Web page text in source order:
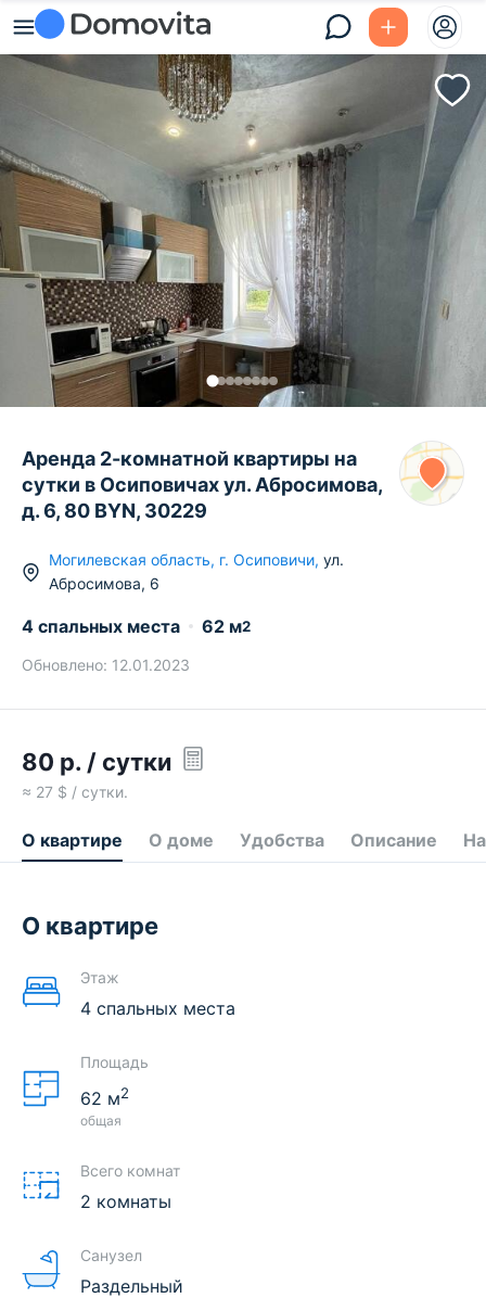
Аренда 2-комнатной квартиры на
сутки в Осиповичах ул. Абросимова,
д. 6, 80 BYN, 30229
Могилевская область, г. Осиповичи, ул.
Абросимова, 6
4 спальных места 62 м2
Обновлено: 12.01.2023
80 р. / сутки
≈ 27 $ / сутки.
О квартире О доме Удобства Описание
О квартире
Этаж
4 спальных места
Площадь
62 м2
общая
Всего комнат
2 комнаты
Санузел
Раздельный